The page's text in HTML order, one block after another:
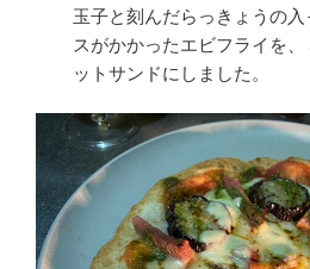
玉子と刻んだらっきょうの
スがかかったエビフライを
ットサンドにしました。